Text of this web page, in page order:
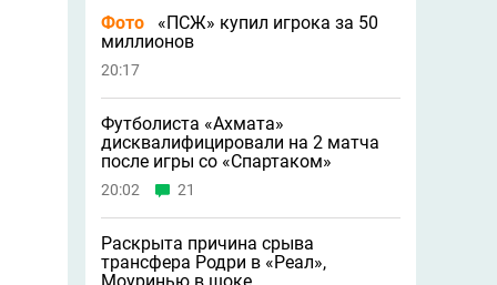
Фото
«ПСЖ» купил игрока за 50
миллионов
20:17
Футболиста «Ахмата»
дисквалифицировали на 2 матча
после игры со «Спартаком»
20:02 21
Раскрыта причина срыва
трансфера Родри в «Реал»,